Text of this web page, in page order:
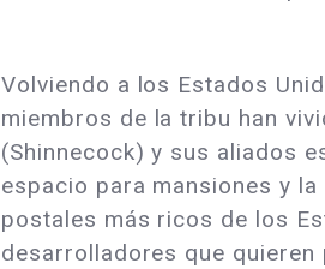
Volviendo a los Estados
miembros de la tribu han
(Shinnecock) y sus aliados
espacio para mansiones y
postales más ricos de los
desarrolladores que